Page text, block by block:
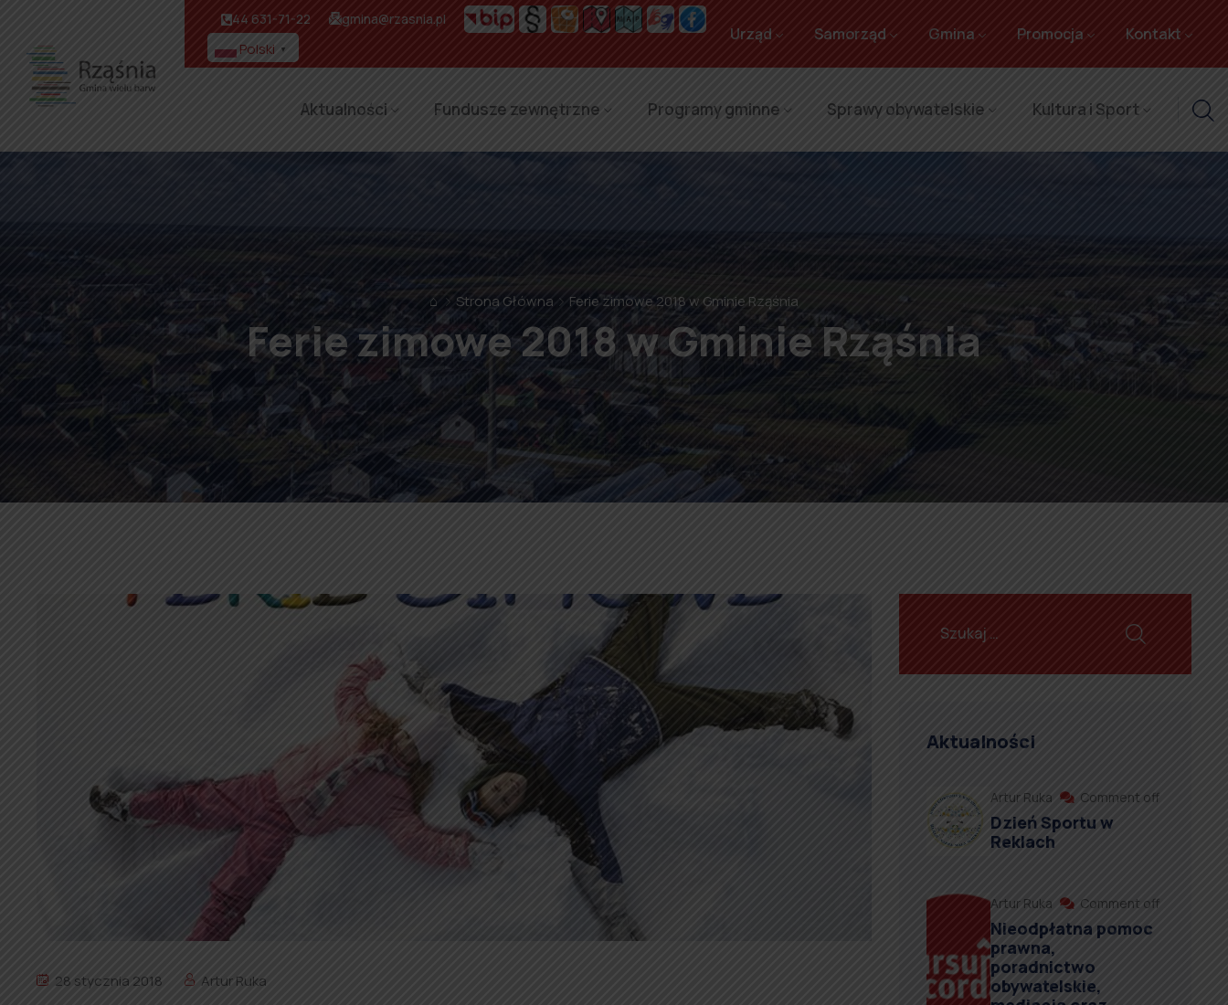
44 631-71-22 gmina@rzasnia.pl
Polski ▼
Urząd Samorząd Gmina Promocja Kontakt
Aktualności Fundusze zewnętrzne Programy gminne Sprawy obywatelskie Kultura i Sport
⌂ Strona Główna Ferie zimowe 2018 w Gminie Rząśnia
Ferie zimowe 2018 w Gminie Rząśnia
28 stycznia 2018
Artur Ruka
Aktualności
Artur Ruka Comment off
Dzień Sportu w
Reklach
Artur Ruka Comment off
Nieodpłatna pomoc
prawna,
poradnictwo
obywatelskie,